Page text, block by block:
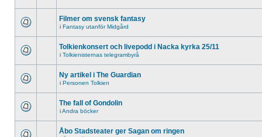
Filmer om svensk fantasy
i Fantasy utanför Midgård
Tolkienkonsert och livepodd i Nacka kyrka 25/11
i Tolkienisternas telegrambyrå
Ny artikel i The Guardian
i Personen Tolkien
The fall of Gondolin
iAndra böcker
Åbo Stadsteater ger Sagan om ringen